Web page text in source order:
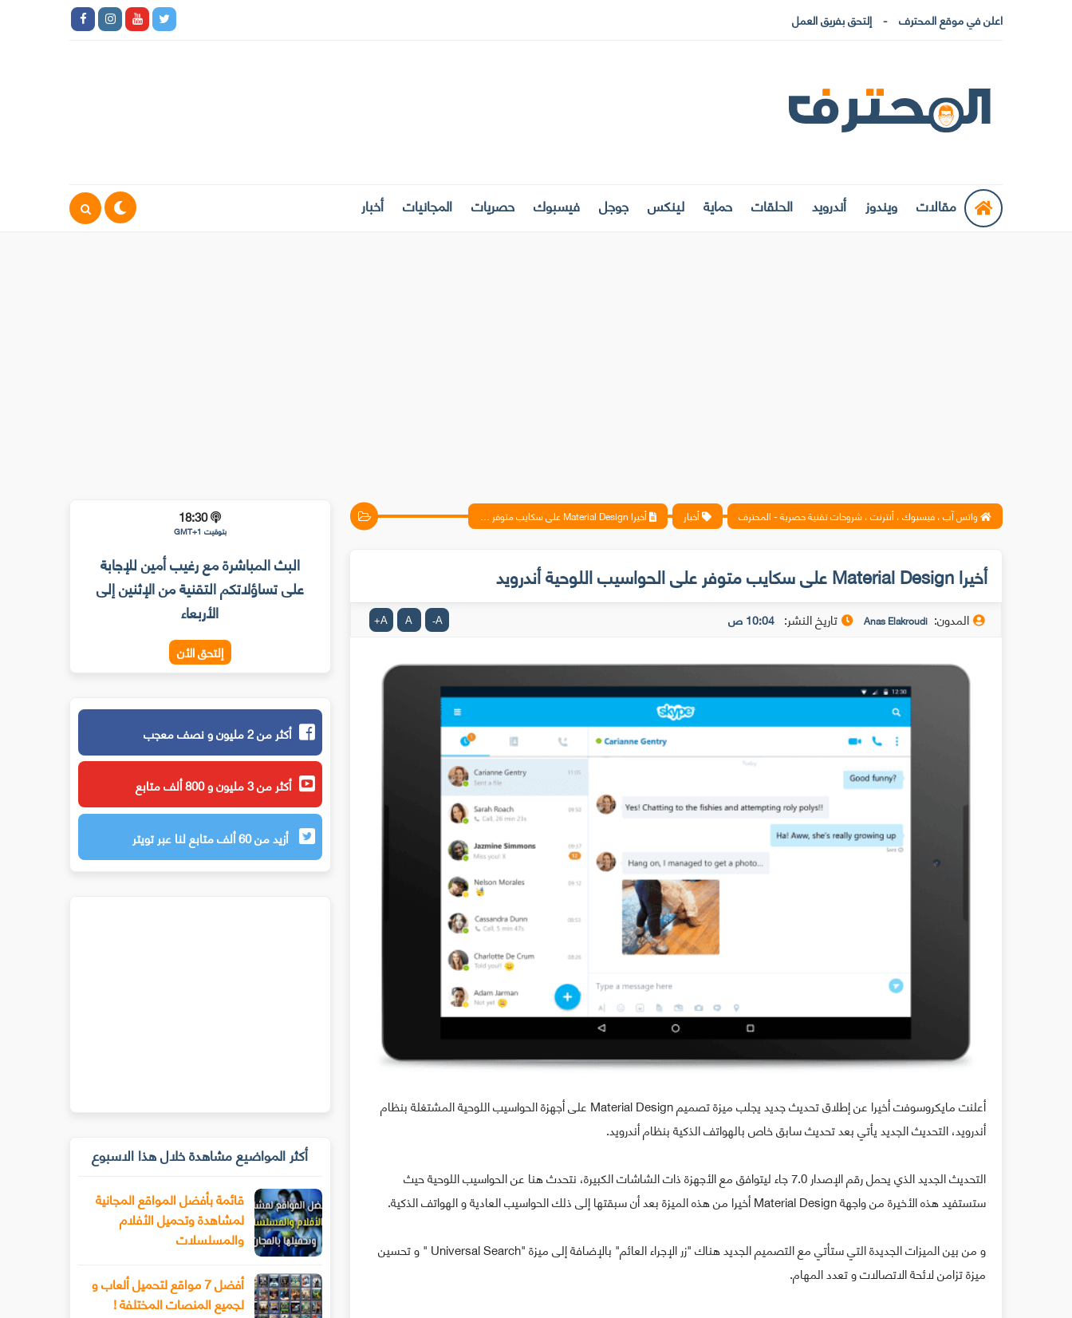
اعلن في موقع المحترف إلتحق بفريق العمل
مقالات ويندوز أندرويد الحلقات حماية لينكس جوجل فيسبوك حصريات المجانيات أخبار
واتس آب ، فيسبوك ، أنترنت ، شروحات تقنية حصرية - المحترف أخبار أخيرا Material Design على سكايب متوفر على الحواسيب اللوحية أندرويد
أخيرا Material Design على سكايب متوفر على الحواسيب اللوحية أندرويد
المدون: Anas Elakroudi تاريخ النشر: 10:04 ص A
-
A
A
+
أعلنت مايكروسوفت أخيرا عن إطلاق تحديث جديد يجلب ميزة تصميم Material Design على أجهزة الحواسيب اللوحية المشتغلة بنظام
أندرويد، التحديث الجديد يأتي بعد تحديث سابق خاص بالهواتف الذكية بنظام أندرويد.
التحديث الجديد الذي يحمل رقم الإصدار 7.0 جاء ليتوافق مع الأجهزة ذات الشاشات الكبيرة، نتحدث هنا عن الحواسيب اللوحية حيث
ستستفيد هذه الأخيرة من واجهة Material Design أخيرا من هذه الميزة بعد أن سبقتها إلى ذلك الحواسيب العادية و الهواتف الذكية.
و من بين الميزات الجديدة التي ستأتي مع التصميم الجديد هناك "زر الإجراء العائم" بالإضافة إلى ميزة "Universal Search " و تحسين
ميزة تزامن لائحة الاتصالات و تعدد المهام.
18:30
بتوقيت GMT+1
البث المباشرة مع رغيب أمين للإجابة
على تساؤلاتكم التقنية من الإثنين إلى
الأربعاء
إلتحق الأن
أكثر من 2 مليون و نصف معجب
أكثر من 3 مليون و 800 ألف متابع
أزيد من 60 ألف متابع لنا عبر تويتر
أكثر المواضيع مشاهدة خلال هذا الاسبوع
قائمة بأفضل المواقع المجانية
لمشاهدة وتحميل الأفلام
والمسلسلات
أفضل 7 مواقع لتحميل ألعاب و
لجميع المنصات المختلفة !